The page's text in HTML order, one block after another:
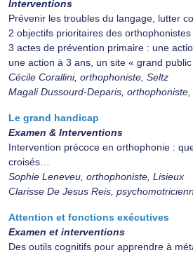
Interventions
Prévenir les troubles du langage, lutter
2 objectifs prioritaires des orthophonistes
3 actes de prévention primaire : une
une action à 3 ans, un site « grand
Cécile Corallini, orthophoniste, Seltz
Magali Dussourd-Deparis,
Le grand handicap
Examen & Interventions
Intervention précoce en orthophonie :
croisés…
Sophie Leneveu, orthophoniste, Lisieux
Clarisse De Jesus Reis,
Attention et fonctions exécutives
Examen et interventions
Des outils cognitifs pour apprendre à